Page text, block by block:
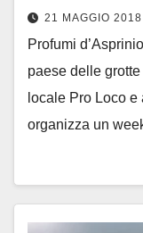
21 MAGGIO 2018
Profumi
paese delle
locale Pro Loco
organizza un